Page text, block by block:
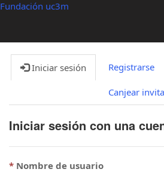
Fundación uc3m
Iniciar sesión Registrarse
Canjear
Iniciar sesión con una
Nombre de usuario